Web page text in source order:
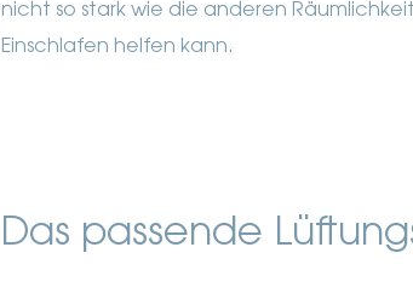
nicht so stark wie die anderen
Einschlafen helfen kann.
Das passende